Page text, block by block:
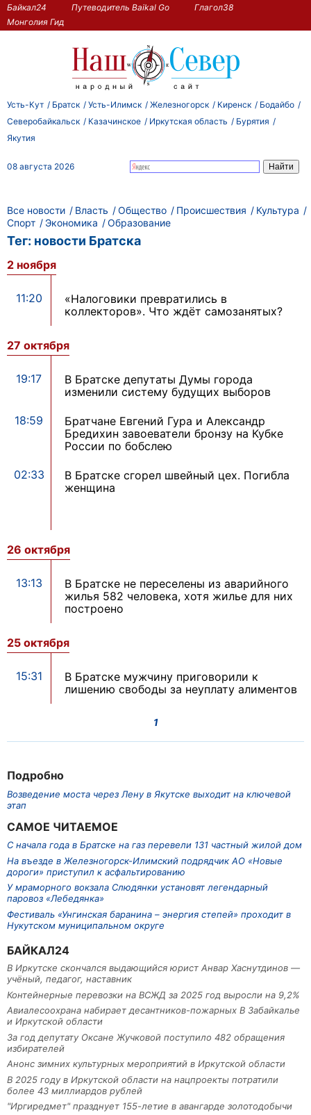
Байкал24 Путеводитель Baikal Go
Глагол38
Монголия Гид
Усть-Кут Братск Усть-Илимск Железногорск Киренск
Бодайбо
Северобайкальск
Казачинское Иркутская область
Бурятия
Якутия
08 августа 2026
Подробно
Возведение моста через Лену в Якутске выходит на ключевой
этап
САМОЕ ЧИТАЕМОЕ
С начала года в Братске на газ перевели 131 частный жилой дом
На въезде в Железногорск-Илимский подрядчик АО «Новые
дороги» приступил к асфальтированию
У мраморного вокзала Слюдянки установят легендарный
паровоз «Лебедянка»
Фестиваль «Унгинская баранина – энергия степей» проходит в
Нукутском муниципальном округе
БАЙКАЛ24
В Иркутске скончался выдающийся юрист Анвар Хаснутдинов —
учёный, педагог, наставник
Контейнерные перевозки на ВСЖД за 2025 год выросли на 9,2%
Авиалесоохрана набирает десантников-пожарных В Забайкалье
и Иркутской области
За год депутату Оксане Жучковой поступило 482 обращения
избирателей
Анонс зимних культурных мероприятий в Иркутской области
В 2025 году в Иркутской области на нацпроекты потратили
более 43 миллиардов рублей
"Иргиредмет" празднует 155-летие в авангарде золотодобычи
Все новости Власть Общество Происшествия
Культура
Спорт
Экономика Образование
Тег: новости Братска
2 ноября
11:20
«Налоговики превратились в
коллекторов». Что ждёт самозанятых?
27 октября
19:17
В Братске депутаты Думы города
изменили систему будущих выборов
18:59
Братчане Евгений Гура и Александр
Бредихин завоеватели бронзу на Кубке
России по бобслею
02:33
В Братске сгорел швейный цех. Погибла
женщина
26 октября
13:13
В Братске не переселены из аварийного
жилья 582 человека, хотя жилье для них
построено
25 октября
15:31
В Братске мужчину приговорили к
лишению свободы за неуплату алиментов
1